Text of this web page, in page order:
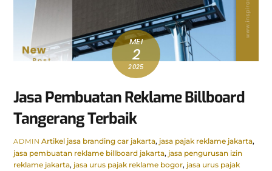
MEI
2
2025
Jasa Pembuatan Reklame Billboard
Tangerang Terbaik
ADMIN Artikel jasa branding car jakarta, jasa pajak reklame jakarta,
jasa pembuatan reklame billboard jakarta, jasa pengurusan izin
reklame jakarta, jasa urus pajak reklame bogor, jasa urus pajak